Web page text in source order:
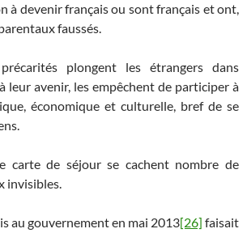
à devenir français ou sont français et ont,
faussés.
plongent les étrangers dans
leur avenir, les empêchent de participer à
économique et culturelle, bref de se
carte de séjour se cachent nombre de
invisibles.
au gouvernement en mai 2013[26] faisait